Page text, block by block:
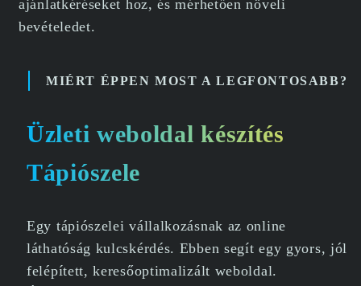
ajánlatkéréseket hoz, és mérhetően növeli
bevételedet.
MIÉRT ÉPPEN MOST A LEGFONTOSABB?
Üzleti weboldal készítés
Tápiószele
Egy tápiószelei vállalkozásnak az online
láthatóság kulcskérdés. Ebben segít egy gyors, jól
felépített, keresőoptimalizált weboldal.